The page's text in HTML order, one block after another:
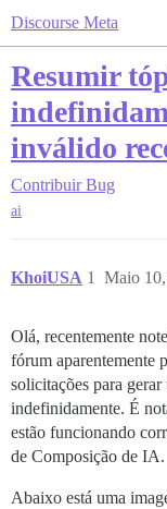
Discourse Meta
Resumir
inválido
Contribuir Bug
ai
KhoiUSA Maio
1
Olá, recentemente
fórum aparentemente
solicitações para
indefinidamente. É
estão funcionando
de Composição de IA.
Abaixo está uma